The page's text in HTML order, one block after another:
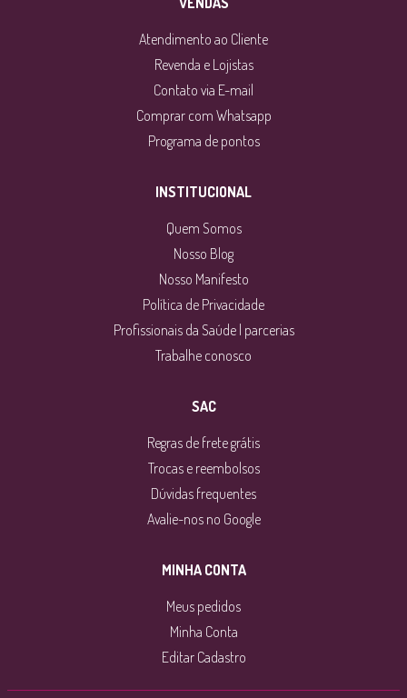
Atendimento ao Cliente
Revenda e Lojistas
Contato via E-mail
Comprar com Whatsapp
Programa de pontos
INSTITUCIONAL
Quem Somos
Nosso Blog
Nosso Manifesto
Política de Privacidade
Profissionais da Saúde | parcerias
Trabalhe conosco
SAC
Regras de frete grátis
Trocas e reembolsos
Dúvidas frequentes
Avalie-nos no Google
MINHA CONTA
Meus pedidos
Minha Conta
Editar Cadastro